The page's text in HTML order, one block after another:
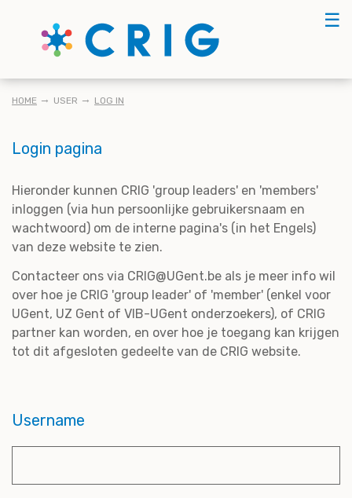
☰
KRUIMELPAD
HOME USER LOG IN
Login pagina
Hieronder kunnen CRIG 'group leaders' en 'members'
inloggen (via hun persoonlijke gebruikersnaam en
wachtwoord) om de interne pagina's (in het Engels)
van deze website te zien.
Contacteer ons via CRIG@UGent.be als je meer info wil
over hoe je CRIG 'group leader' of 'member' (enkel voor
UGent, UZ Gent of VIB-UGent onderzoekers), of CRIG
partner kan worden, en over hoe je toegang kan krijgen
tot dit afgesloten gedeelte van de CRIG website.
Username